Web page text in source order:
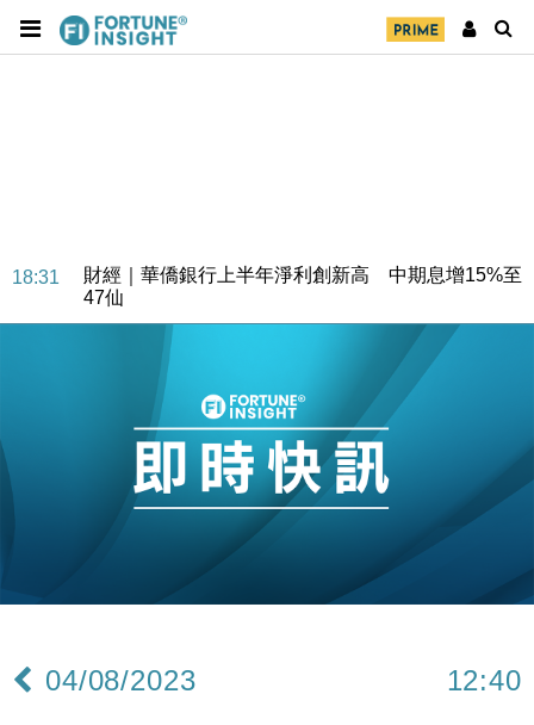
18:31
財經｜華僑銀行上半年淨利創新高 中期息增15%至
47仙
財經｜滙豐上調香港今年GDP預測至4.5% 看好貿易
及消費表現
本地｜假冒內地執法人員要求交「保證金」 43歲女子
損失近6900萬元
財經｜日經失守6.5萬點後回穩 全周仍升近2%
15:47
財經｜恒隆10月換帥 玩具「反」斗城亞洲CEO蔡德
財經｜韓股反覆波動收跌 連挫7周創逾3年最長跌勢
12:44
財經｜日本春季三度入市撐日圓 4月單日斥6.28萬億
04/08/2023 12:40